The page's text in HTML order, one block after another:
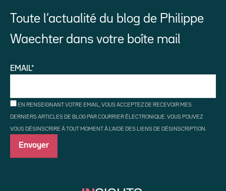
Toute l’actualité du blog de Philippe
Waechter dans votre boîte mail
EMAIL*
EN RENSEIGNANT VOTRE EMAIL, VOUS ACCEPTEZ DE RECEVOIR MES
DERNIERS ARTICLES DE BLOG PAR COURRIER ÉLECTRONIQUE. VOUS POUVEZ
VOUS DÉSINSCRIRE À TOUT MOMENT À L'AIDE DES LIENS DE DÉSINSCRIPTION.